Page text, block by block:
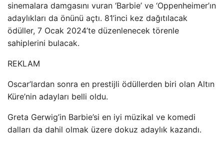
sinemalara damgasını vuran ‘Barbie’ ve ‘Oppenheimer’ın
adaylıkları da önünü açtı. 81’inci kez dağıtılacak
ödüller, 7 Ocak 2024’te düzenlenecek törenle
sahiplerini bulacak.
REKLAM
Oscar’lardan sonra en prestijli ödüllerden biri olan Altın
Küre’nin adayları belli oldu.
Greta Gerwig’in Barbie’si en iyi müzikal ve komedi
dalları da dahil olmak üzere dokuz adaylık kazandı.